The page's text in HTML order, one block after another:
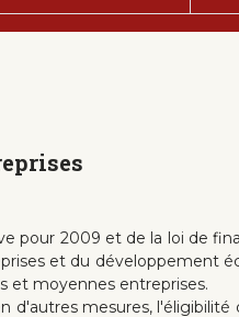
pour 2009 et de la loi de
et du développement
et moyennes entreprises.
d'autres mesures,